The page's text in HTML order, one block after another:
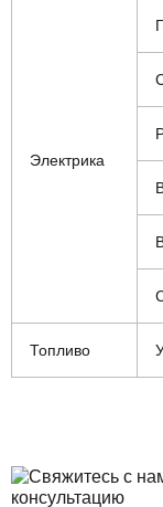
Электрика
Топливо